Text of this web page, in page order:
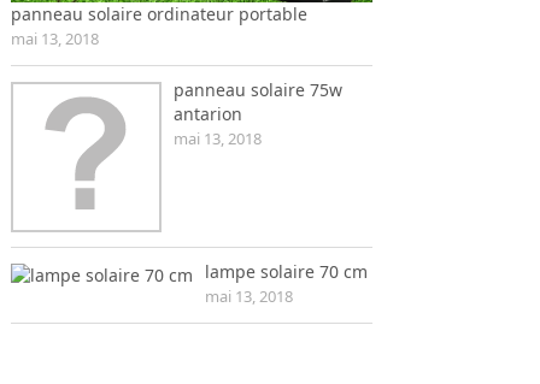
panneau solaire ordinateur portable
mai 13, 2018
panneau solaire 75w
antarion
mai 13, 2018
lampe solaire 70 cm
mai 13, 2018